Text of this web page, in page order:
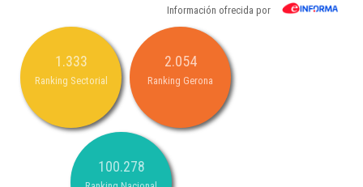
Información ofrecida por
1.333
Ranking Sectorial
2.054
Ranking Gerona
100.278